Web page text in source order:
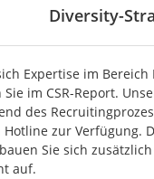
Diversity-
Expertise im
im CSR-Report.
des
Hotline zur Verfügung.
Sie sich
auf.